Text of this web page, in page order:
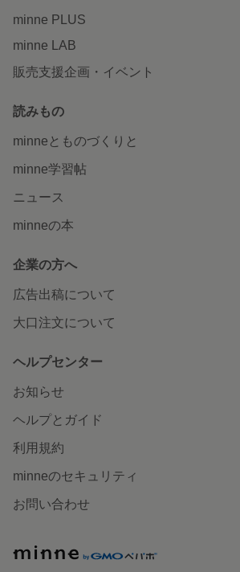
minne PLUS
minne LAB
販売支援企画・イベント
読みもの
minneとものづくりと
minne学習帖
ニュース
minneの本
企業の方へ
広告出稿について
大口注文について
ヘルプセンター
お知らせ
ヘルプとガイド
利用規約
minneのセキュリティ
お問い合わせ